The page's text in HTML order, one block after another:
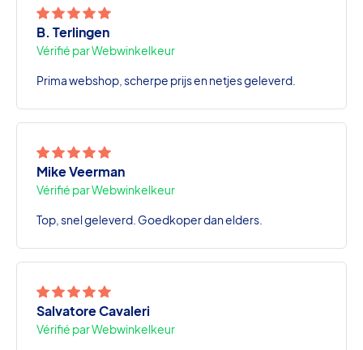
B. Terlingen
Vérifié par Webwinkelkeur
Prima webshop, scherpe prijs en netjes geleverd.
Mike Veerman
Vérifié par Webwinkelkeur
Top, snel geleverd. Goedkoper dan elders.
Salvatore Cavaleri
Vérifié par Webwinkelkeur